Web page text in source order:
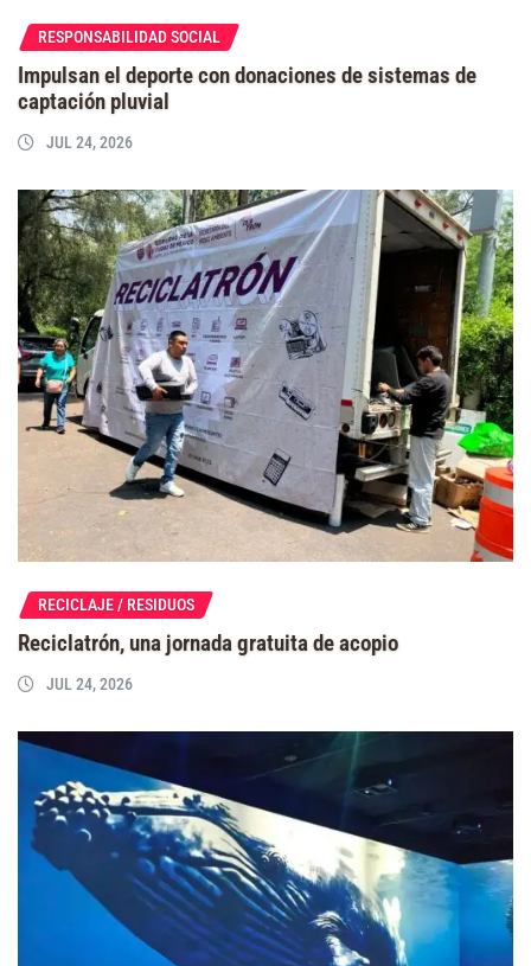
RESPONSABILIDAD SOCIAL
Impulsan el deporte con donaciones de sistemas de
captación pluvial
JUL 24, 2026
RECICLAJE / RESIDUOS
Reciclatrón, una jornada gratuita de acopio
JUL 24, 2026